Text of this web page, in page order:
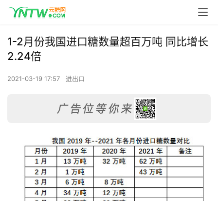
1-2月份我国进口糖数量超百万吨 同比增长
2.24倍
2021-03-19 17:57 进出口